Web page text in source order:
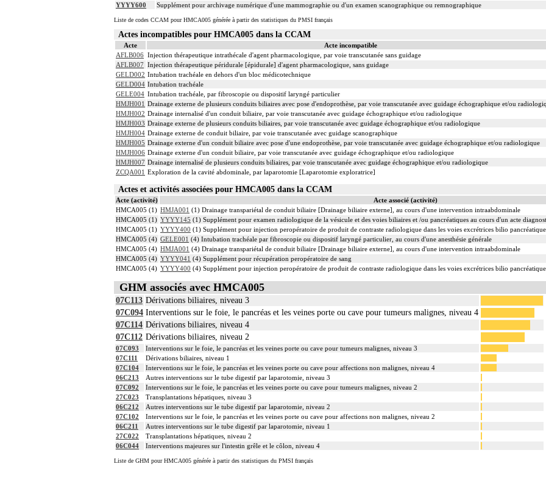
YYYY600
Supplément pour archivage numérique d'une mammographie ou d'un examen scanographique ou remnographique
Liste de codes CCAM pour HMCA005 générée à partir des statistiques du PMSI français
Actes incompatibles pour HMCA005 dans la CCAM
Acte
Acte incompatible
AFLB006 Injection thérapeutique intrathécale d'agent pharmacologique, par voie transcutanée sans guidage
AFLB007 Injection thérapeutique péridurale [épidurale] d'agent pharmacologique, sans guidage
GELD002 Intubation trachéale en dehors d'un bloc médicotechnique
GELD004 Intubation trachéale
GELE004 Intubation trachéale, par fibroscopie ou dispositif laryngé particulier
HMJH001 Drainage externe de plusieurs conduits biliaires avec pose d'endoprothèse, par voie transcutanée avec guidage échographique et/ou
HMJH002 Drainage internalisé d'un conduit biliaire, par voie transcutanée avec guidage échographique et/ou radiologique
HMJH003 Drainage externe de plusieurs conduits biliaires, par voie transcutanée avec guidage échographique et/ou radiologique
HMJH004 Drainage externe de conduit biliaire, par voie transcutanée avec guidage scanographique
HMJH005 Drainage externe d'un conduit biliaire avec pose d'une endoprothèse, par voie transcutanée avec guidage échographique et/ou radiologique
HMJH006 Drainage externe d'un conduit biliaire, par voie transcutanée avec guidage échographique et/ou radiologique
HMJH007 Drainage internalisé de plusieurs conduits biliaires, par voie transcutanée avec guidage échographique et/ou radiologique
ZCQA001 Exploration de la cavité abdominale, par laparotomie [Laparotomie exploratrice]
Actes et activités associées pour HMCA005 dans la CCAM
Acte (activité)
Acte associé (activité)
HMCA005 (1) HMJA001 (1) Drainage transpariétal de conduit biliaire [Drainage biliaire externe], au cours d'une intervention intraabdominale
HMCA005 (1) YYYY145 (1) Supplément pour examen radiologique de la vésicule et des voies biliaires et /ou pancréatiques au cours d'un acte
HMCA005 (1) YYYY400 (1) Supplément pour injection peropératoire de produit de contraste radiologique dans les voies excrétrices bilio
HMCA005 (4) GELE001 (4) Intubation trachéale par fibroscopie ou dispositif laryngé particulier, au cours d'une anesthésie générale
HMCA005 (4) HMJA001 (4) Drainage transpariétal de conduit biliaire [Drainage biliaire externe], au cours d'une intervention intraabdominale
HMCA005 (4) YYYY041 (4) Supplément pour récupération peropératoire de sang
HMCA005 (4) YYYY400 (4) Supplément pour injection peropératoire de produit de contraste radiologique dans les voies excrétrices bilio
GHM associés avec HMCA005
07C113 Dérivations biliaires, niveau 3
07C094 Interventions sur le foie, le pancréas et les veines porte ou cave pour tumeurs malignes, niveau 4
07C114 Dérivations biliaires, niveau 4
07C112 Dérivations biliaires, niveau 2
07C093
Interventions sur le foie, le pancréas et les veines porte ou cave pour tumeurs malignes, niveau 3
07C111
Dérivations biliaires, niveau 1
07C104
Interventions sur le foie, le pancréas et les veines porte ou cave pour affections non malignes, niveau 4
06C213
Autres interventions sur le tube digestif par laparotomie, niveau 3
07C092
Interventions sur le foie, le pancréas et les veines porte ou cave pour tumeurs malignes, niveau 2
27C023
Transplantations hépatiques, niveau 3
06C212
Autres interventions sur le tube digestif par laparotomie, niveau 2
07C102
Interventions sur le foie, le pancréas et les veines porte ou cave pour affections non malignes, niveau 2
06C211
Autres interventions sur le tube digestif par laparotomie, niveau 1
27C022
Transplantations hépatiques, niveau 2
06C044
Interventions majeures sur l'intestin grêle et le côlon, niveau 4
Liste de GHM pour HMCA005 générée à partir des statistiques du PMSI français